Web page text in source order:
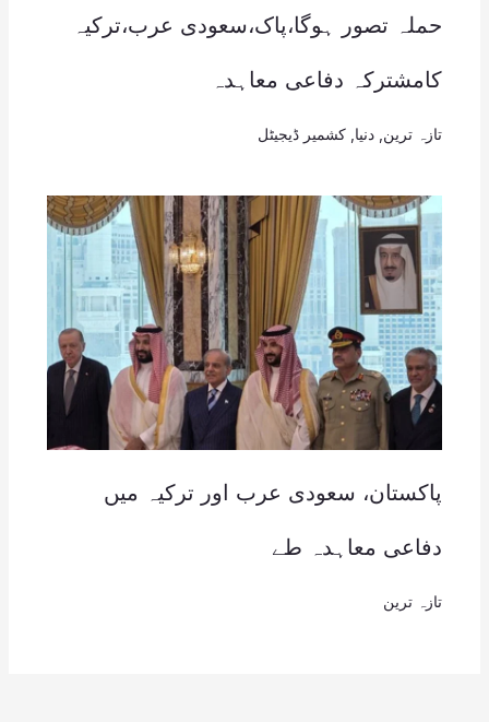
حملہ تصور ہوگا،پاک،سعودی عرب،ترکیہ
کامشترکہ دفاعی معاہدہ
تازہ ترین دنیا کشمیر ڈیجیٹل
پاکستان، سعودی عرب اور ترکیہ میں
دفاعی معاہدہ طے
تازہ ترین